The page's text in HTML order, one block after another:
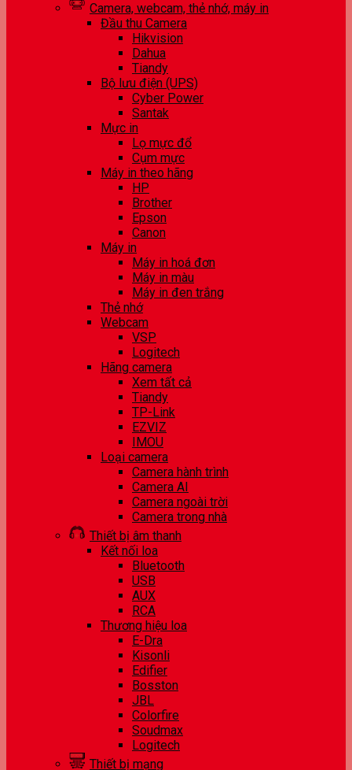
Camera, webcam, thẻ nhớ, máy in
Đầu thu Camera
Hikvision
Dahua
Tiandy
Bộ lưu điện (UPS)
Cyber Power
Santak
Mực in
Lọ mực đổ
Cụm mực
Máy in theo hãng
HP
Brother
Epson
Canon
Máy in
Máy in hoá đơn
Máy in màu
Máy in đen trắng
Thẻ nhớ
Webcam
VSP
Logitech
Hãng camera
Xem tất cả
Tiandy
TP-Link
EZVIZ
IMOU
Loại camera
Camera hành trình
Camera AI
Camera ngoài trời
Camera trong nhà
Thiết bị âm thanh
Kết nối loa
Bluetooth
USB
AUX
RCA
Thương hiệu loa
E-Dra
Kisonli
Edifier
Bosston
JBL
Colorfire
Soudmax
Logitech
Thiết bị mạng